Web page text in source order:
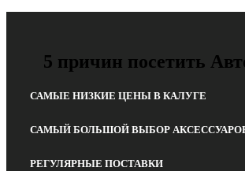
5 причин посетить
САМЫЕ НИЗКИЕ ЦЕНЫ В КАЛУГЕ
САМЫЙ БОЛЬШОЙ ВЫБОР
РЕГУЛЯРНЫЕ ПОСТАВКИ